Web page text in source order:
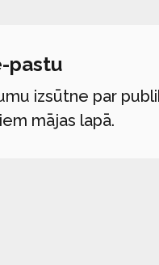
pastu
izsūtne par
mājas lapā.